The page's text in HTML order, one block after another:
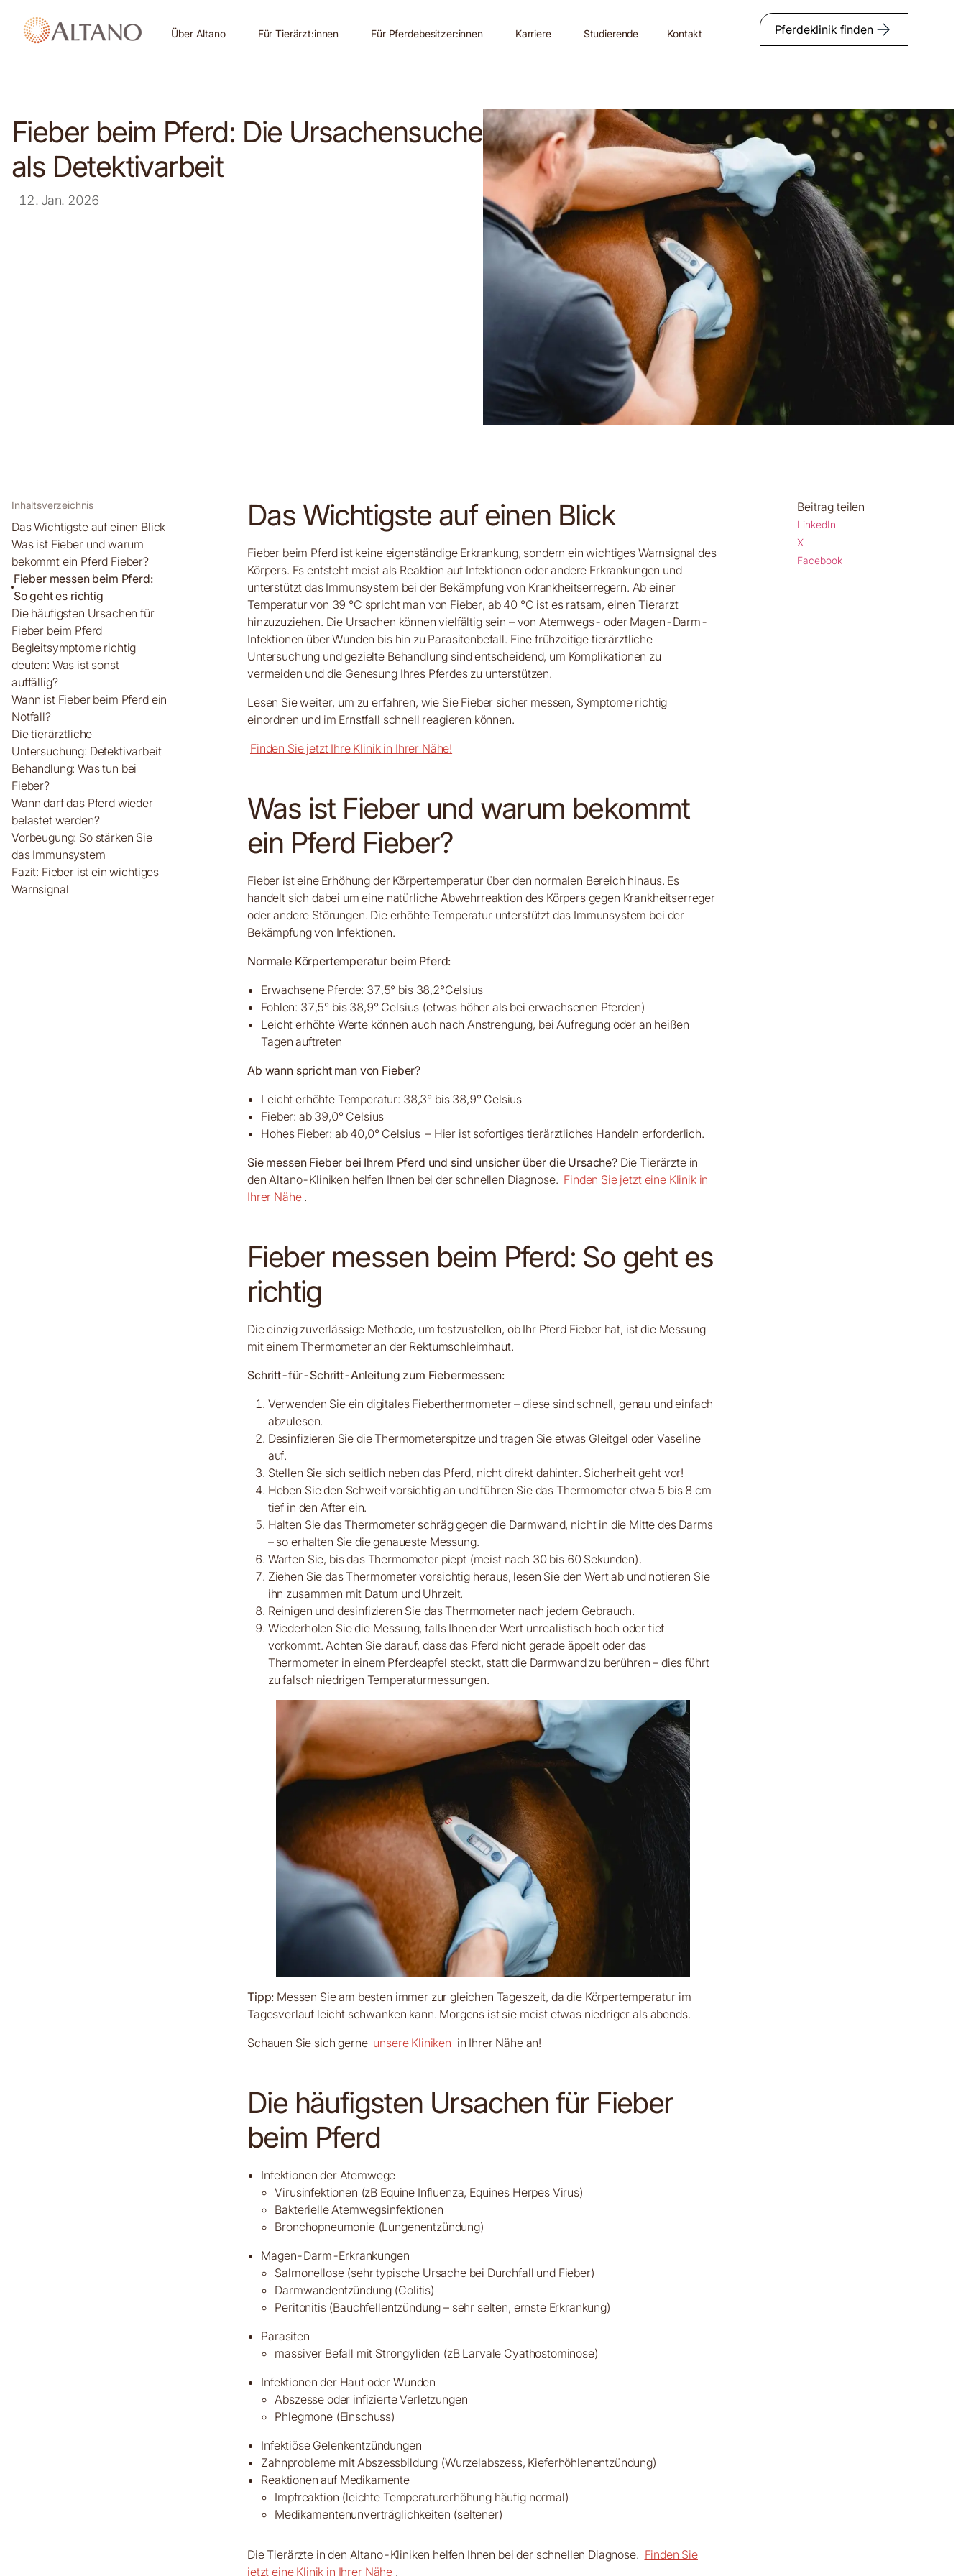
Über Altano Für Tierärzt:innen Für Pferdebesitzer:innen Karriere Studierende Kontakt Pferdeklinik finden
Fieber beim Pferd: Die Ursachensuche
als Detektivarbeit
12. Jan. 2026
Inhaltsverzeichnis
Das Wichtigste auf einen Blick
Was ist Fieber und warum
bekommt ein Pferd Fieber?
Fieber messen beim Pferd:
So geht es richtig
Die häufigsten Ursachen für
Fieber beim Pferd
Begleitsymptome richtig
deuten: Was ist sonst
auffällig?
Wann ist Fieber beim Pferd ein
Notfall?
Die tierärztliche
Untersuchung: Detektivarbeit
Behandlung: Was tun bei
Fieber?
Wann darf das Pferd wieder
belastet werden?
Vorbeugung: So stärken Sie
das Immunsystem
Fazit: Fieber ist ein wichtiges
Warnsignal
Das Wichtigste auf einen Blick
Fieber beim Pferd ist keine eigenständige Erkrankung, sondern ein wichtiges Warnsignal des
Körpers. Es entsteht meist als Reaktion auf Infektionen oder andere Erkrankungen und
unterstützt das Immunsystem bei der Bekämpfung von Krankheitserregern. Ab einer
Temperatur von 39 °C spricht man von Fieber, ab 40 °C ist es ratsam, einen Tierarzt
hinzuzuziehen. Die Ursachen können vielfältig sein – von Atemwegs- oder Magen-Darm-
Infektionen über Wunden bis hin zu Parasitenbefall. Eine frühzeitige tierärztliche
Untersuchung und gezielte Behandlung sind entscheidend, um Komplikationen zu
vermeiden und die Genesung Ihres Pferdes zu unterstützen.
Lesen Sie weiter, um zu erfahren, wie Sie Fieber sicher messen, Symptome richtig
einordnen und im Ernstfall schnell reagieren können.
Finden Sie jetzt Ihre Klinik in Ihrer Nähe!
Was ist Fieber und warum bekommt
ein Pferd Fieber?
Fieber ist eine Erhöhung der Körpertemperatur über den normalen Bereich hinaus. Es
handelt sich dabei um eine natürliche Abwehrreaktion des Körpers gegen Krankheitserreger
oder andere Störungen. Die erhöhte Temperatur unterstützt das Immunsystem bei der
Bekämpfung von Infektionen.
Normale Körpertemperatur beim Pferd:
Erwachsene Pferde: 37,5° bis 38,2°Celsius
Fohlen: 37,5° bis 38,9° Celsius (etwas höher als bei erwachsenen Pferden)
Leicht erhöhte Werte können auch nach Anstrengung, bei Aufregung oder an heißen
Tagen auftreten
Ab wann spricht man von Fieber?
Leicht erhöhte Temperatur: 38,3° bis 38,9° Celsius
Fieber: ab 39,0° Celsius
Hohes Fieber: ab 40,0° Celsius – Hier ist sofortiges tierärztliches Handeln erforderlich.
Sie messen Fieber bei Ihrem Pferd und sind unsicher über die Ursache?Die Tierärzte in
den Altano-Kliniken helfen Ihnen bei der schnellen Diagnose. Finden Sie jetzt eine Klinik in
Ihrer Nähe .
Fieber messen beim Pferd: So geht es
richtig
Die einzig zuverlässige Methode, um festzustellen, ob Ihr Pferd Fieber hat, ist die Messung
mit einem Thermometer an der Rektumschleimhaut.
Schritt-für-Schritt-Anleitung zum Fiebermessen:
Verwenden Sie ein digitales Fieberthermometer – diese sind schnell, genau und einfach
abzulesen.
Desinfizieren Sie die Thermometerspitze und tragen Sie etwas Gleitgel oder Vaseline
auf.
Stellen Sie sich seitlich neben das Pferd, nicht direkt dahinter. Sicherheit geht vor!
Heben Sie den Schweif vorsichtig an und führen Sie das Thermometer etwa 5 bis 8 cm
tief in den After ein.
Halten Sie das Thermometer schräg gegen die Darmwand, nicht in die Mitte des Darms
– so erhalten Sie die genaueste Messung.
Warten Sie, bis das Thermometer piept (meist nach 30 bis 60 Sekunden).
Ziehen Sie das Thermometer vorsichtig heraus, lesen Sie den Wert ab und notieren Sie
ihn zusammen mit Datum und Uhrzeit.
Reinigen und desinfizieren Sie das Thermometer nach jedem Gebrauch.
Wiederholen Sie die Messung, falls Ihnen der Wert unrealistisch hoch oder tief
vorkommt. Achten Sie darauf, dass das Pferd nicht gerade äppelt oder das
Thermometer in einem Pferdeapfel steckt, statt die Darmwand zu berühren – dies führt
zu falsch niedrigen Temperaturmessungen.
Tipp: Messen Sie am besten immer zur gleichen Tageszeit, da die Körpertemperatur im
Tagesverlauf leicht schwanken kann. Morgens ist sie meist etwas niedriger als abends.
Schauen Sie sich gerne unsere Kliniken in Ihrer Nähe an!
Die häufigsten Ursachen für Fieber
beim Pferd
Infektionen der Atemwege
Virusinfektionen (zB Equine Influenza, Equines Herpes Virus)
Bakterielle Atemwegsinfektionen
Bronchopneumonie (Lungenentzündung)
Magen-Darm-Erkrankungen
Salmonellose (sehr typische Ursache bei Durchfall und Fieber)
Darmwandentzündung (Colitis)
Peritonitis (Bauchfellentzündung – sehr selten, ernste Erkrankung)
Parasiten
massiver Befall mit Strongyliden (zB Larvale Cyathostominose)
Infektionen der Haut oder Wunden
Abszesse oder infizierte Verletzungen
Phlegmone (Einschuss)
Infektiöse Gelenkentzündungen
Zahnprobleme mit Abszessbildung (Wurzelabszess, Kieferhöhlenentzündung)
Reaktionen auf Medikamente
Impfreaktion (leichte Temperaturerhöhung häufig normal)
Medikamentenunverträglichkeiten (seltener)
Die Tierärzte in den Altano-Kliniken helfen Ihnen bei der schnellen Diagnose. Finden Sie
jetzt eine Klinik in Ihrer Nähe .
Beitrag teilen
LinkedIn
X
Facebook